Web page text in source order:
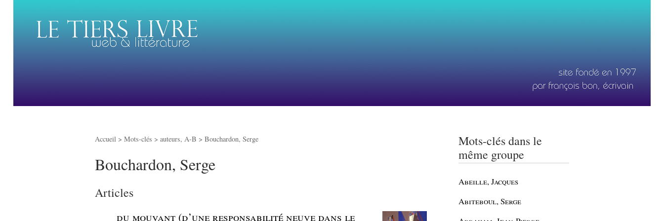
Accueil > Mots-clés > auteurs, A-B > Bouchardon, Serge
Bouchardon, Serge
Articles
du mouvant (d’une responsabilité neuve dans le
Mots-clés dans le
même groupe
Abeille, Jacques
Abiteboul, Serge